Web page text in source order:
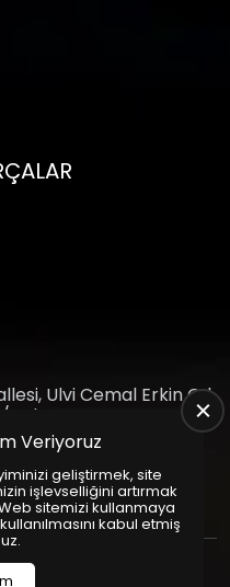
Ulvi Cemal Erkin Cd.
Ankara
Hazırlanmıştır. © 2025
Veriyoruz
geliştirmek, site
işlevselliğini artırmak
sitemizi kullanmaya
kabul etmiş